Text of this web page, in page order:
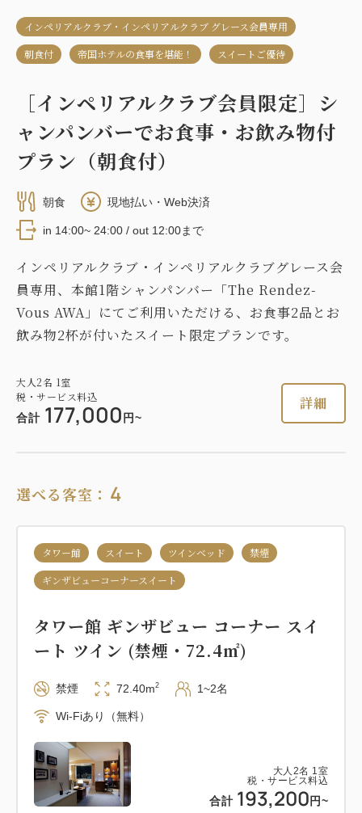
インペリアルクラブ・インペリアルクラブ グレース会員専用
朝食付
帝国ホテルの食事を堪能！ スイートご優待
［インペリアルクラブ会員限定］シ
ャンパンバーでお食事・お飲み物付
プラン（朝食付）
朝食 現地払い・Web決済
in 14:00~ 24:00 / out 12:00まで
インペリアルクラブ・インペリアルクラブグレース会
員専用、本館1階シャンパンバー「The Rendez-
Vous AWA」にてご利用いただける、お食事2品とお
飲み物2杯が付いたスイート限定プランです。
大人2名 1室
税・サービス料込
合計 177,000 円~
詳細
選べる客室： 4
大人 2名 1室
税・サービス料込
合計 193,200 円~
タワー館 スイート ツインベッド
禁煙
ギンザビューコーナースイート
タワー館 ギンザビュー コーナー スイ
ート ツイン (禁煙・72.4㎡)
禁煙 72.40m2 1~2名
Wi-Fiあり（無料）